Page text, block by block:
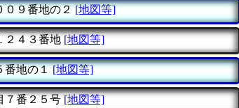
０９番地の２ [地図等]
２４３番地 [地図等]
番地の１ [地図等]
７番２５号 [地図等]